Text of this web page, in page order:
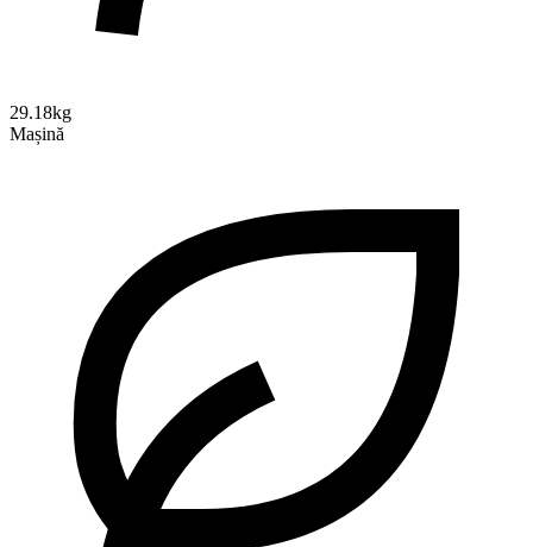
29.18kg
Mașină